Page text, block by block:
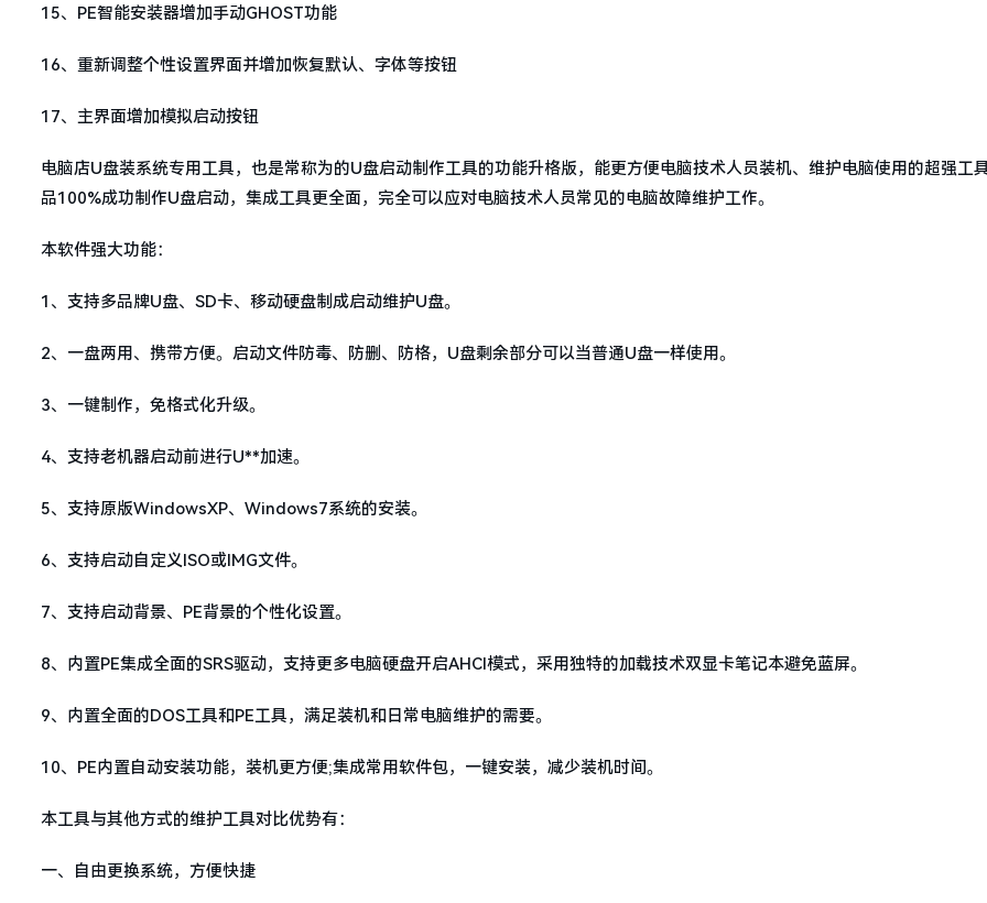
15、PE智能安装器增加手动GHOST功能
16、重新调整个性设置界面并增加恢复默认、字体等按钮
17、主界面增加模拟启动按钮
电脑店U盘装系统专用工具，也是常称为的U盘启动制作工具的功能升格版，能更方便电脑技术人员装机、维护电脑使用的超强工
品100%成功制作U盘启动，集成工具更全面，完全可以应对电脑技术人员常见的电脑故障维护工作。
本软件强大功能：
1、支持多品牌U盘、SD卡、移动硬盘制成启动维护U盘。
2、一盘两用、携带方便。启动文件防毒、防删、防格，U盘剩余部分可以当普通U盘一样使用。
3、一键制作，免格式化升级。
4、支持老机器启动前进行U**加速。
5、支持原版WindowsXP、Windows7系统的安装。
6、支持启动自定义ISO或IMG文件。
7、支持启动背景、PE背景的个性化设置。
8、内置PE集成全面的SRS驱动，支持更多电脑硬盘开启AHCI模式，采用独特的加载技术双显卡笔记本避免蓝屏。
9、内置全面的DOS工具和PE工具，满足装机和日常电脑维护的需要。
10、PE内置自动安装功能，装机更方便;集成常用软件包，一键安装，减少装机时间。
本工具与其他方式的维护工具对比优势有：
一、自由更换系统，方便快捷